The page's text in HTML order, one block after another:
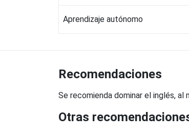
Aprendizaje autónomo
Recomendaciones
Se recomienda dominar el inglés,
Otras